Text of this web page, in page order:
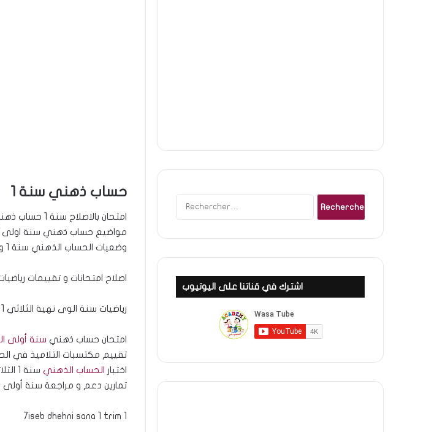
حساب ذهني سنة 1
امتحان بالاصلاح سنة 1 حساب ذهني نهاية الثلاثي الاول تطبيقات دعم و مراجعة
مواضيع حساب ذهني سنة اولى
وضعيات الحساب الذهني سنة 1 و سنة 2 الثلاثي 1
اصلاح امتحانات و تقييمات
رياضيات سنة الوى نهية الثلاثي 1 تمارين دعم و مراجعة
امتحان حساب ذهني سنة أولى
تقييم مكتسبات التلاميذ في الحساب
اختبار الحساب الذهني سنة 1 الثلاثي الأول
تمارين دعم و مراجعة سنة
7iseb dhehni sana 1 trim 1
اشترك في قناتنا على اليوتيوب